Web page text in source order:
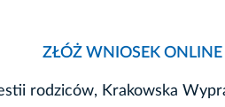
ZŁÓŻ WNIOSEK ONLINE
rodziców, Krakowska